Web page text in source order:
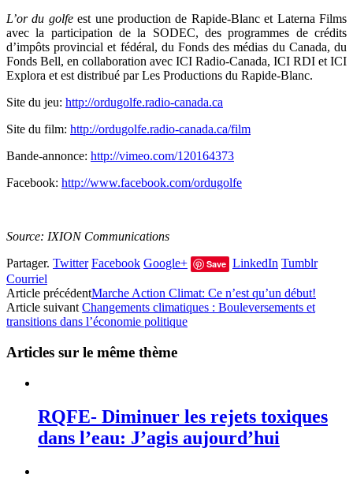
L’or du golfeest une production de Rapide-Blanc et Laterna Films
avec la participation de la SODEC, des programmes de crédits
d’impôts provincial et fédéral, du Fonds des médias du Canada, du
Fonds Bell, en collaboration avec ICI Radio-Canada, ICI RDI et ICI
Explora et est distribué par Les Productions du Rapide-Blanc.
Site du jeu: http://ordugolfe.radio-canada.ca
Site du film: http://ordugolfe.radio-canada.ca/film
Bande-annonce: http://vimeo.com/120164373
Facebook: http://www.facebook.com/ordugolfe
Source: IXION Communications
Partager. Twitter Facebook Google+ Save LinkedIn Tumblr
Courriel
Article précédentMarche Action Climat: Ce n’est qu’un début!
Article suivant Changements climatiques : Bouleversements et
transitions dans l’économie politique
Articles sur le même thème
RQFE- Diminuer les rejets toxiques
dans l’eau: J’agis aujourd’hui